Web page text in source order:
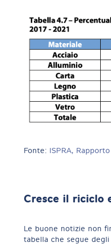
Fonte: ISPRA,
Cresce il riciclo
Le buone notizie non
tabella che segue